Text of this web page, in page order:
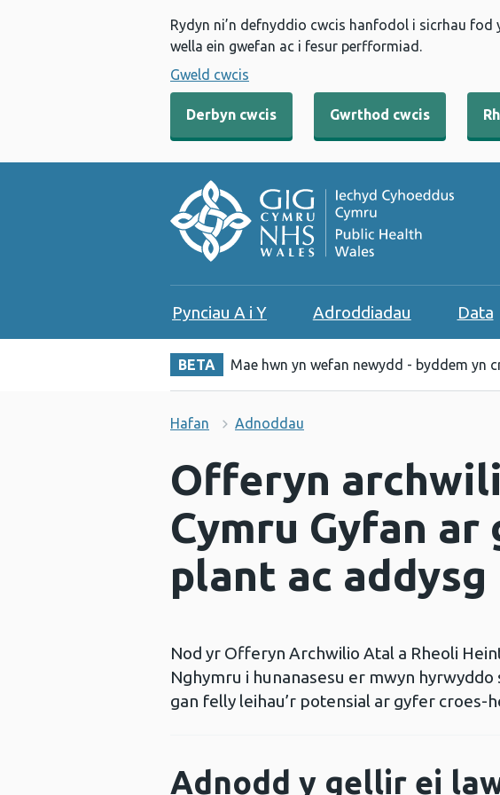
Rydyn ni’n defnyddio cwcis hanfodol i sicrhau
wella ein gwefan ac i fesur perfformiad.
Gweld cwcis
Derbyn cwcis Gwrthod cwcis
Pynciau A i Y Adroddiadau Data
BETA Mae hwn yn wefan newydd - byddem yn
Hafan Adnoddau
Offeryn
Cymru Gyfan
plant ac addysg
Nod yr Offeryn Archwilio Atal a Rheoli
Nghymru i hunanasesu er mwyn
gan felly leihau’r potensial ar gyfer croes-
Adnodd y gellir ei